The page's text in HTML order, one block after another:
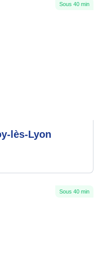
Sous 40 min
lès-Lyon
Sous 40 min